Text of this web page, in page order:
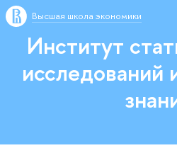
Высшая школа экономики
Институт
исследований